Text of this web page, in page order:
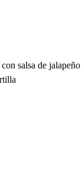
salsa de jalapeño